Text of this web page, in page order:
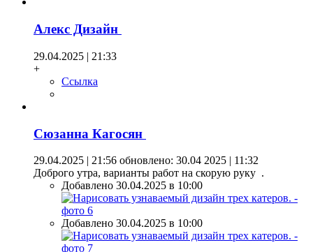
Алекс Дизайн
29.04.2025 | 21:33
+
Ссылка
Сюзанна Кагосян
29.04.2025 | 21:56 обновлено: 30.04 2025 | 11:32
Доброго утра, варианты работ на скорую руку .
Добавлено 30.04.2025 в 10:00
Добавлено 30.04.2025 в 10:00